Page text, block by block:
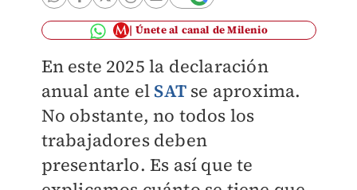
Únete al canal de Milenio
En este 2025 la declaración
anual ante el SATse aproxima.
No obstante, no todos los
trabajadores deben
presentarlo. Es así que te